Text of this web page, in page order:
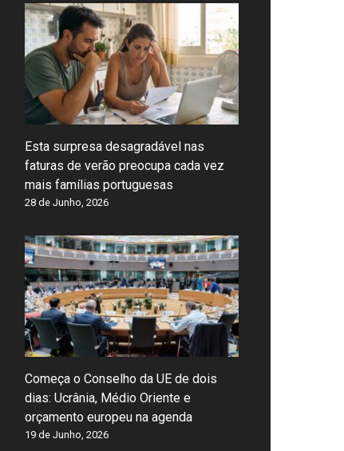
Esta surpresa desagradável nas
faturas de verão preocupa cada vez
mais famílias portuguesas
28 de Junho, 2026
Começa o Conselho da UE de dois
dias: Ucrânia, Médio Oriente e
orçamento europeu na agenda
19 de Junho, 2026